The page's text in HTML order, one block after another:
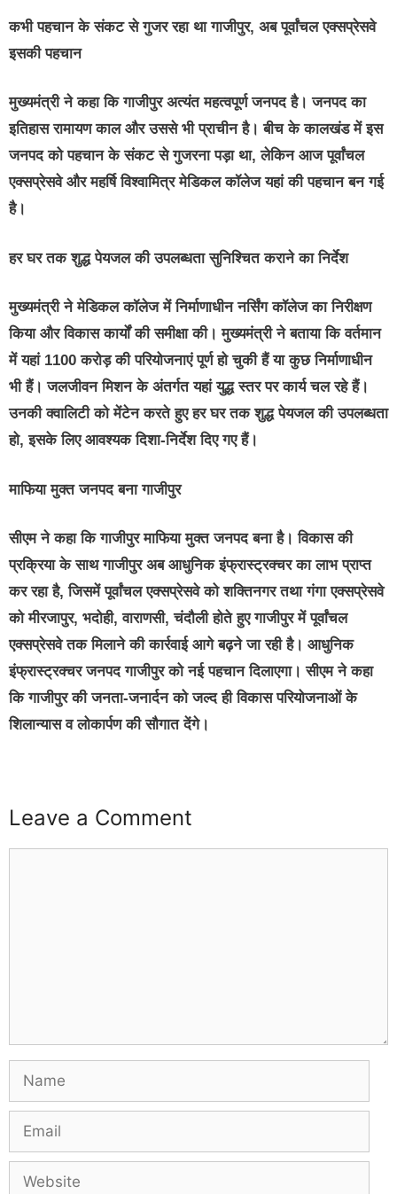
कभी पहचान के संकट से गुजर रहा था गाजीपुर, अब पूर्वांचल एक्सप्रेसवे
इसकी पहचान
मुख्यमंत्री ने कहा कि गाजीपुर अत्यंत महत्वपूर्ण जनपद है। जनपद का
इतिहास रामायण काल और उससे भी प्राचीन है। बीच के कालखंड में इस
जनपद को पहचान के संकट से गुजरना पड़ा था, लेकिन आज पूर्वांचल
एक्सप्रेसवे और महर्षि विश्वामित्र मेडिकल कॉलेज यहां की पहचान बन गई
है।
हर घर तक शुद्ध पेयजल की उपलब्धता सुनिश्चित कराने का निर्देश
मुख्यमंत्री ने मेडिकल कॉलेज में निर्माणाधीन नर्सिंग कॉलेज का निरीक्षण
किया और विकास कार्यों की समीक्षा की। मुख्यमंत्री ने बताया कि वर्तमान
में यहां 1100 करोड़ की परियोजनाएं पूर्ण हो चुकी हैं या कुछ निर्माणाधीन
भी हैं। जलजीवन मिशन के अंतर्गत यहां युद्ध स्तर पर कार्य चल रहे हैं।
उनकी क्वालिटी को मेंटेन करते हुए हर घर तक शुद्ध पेयजल की उपलब्धता
हो, इसके लिए आवश्यक दिशा-निर्देश दिए गए हैं।
माफिया मुक्त जनपद बना गाजीपुर
सीएम ने कहा कि गाजीपुर माफिया मुक्त जनपद बना है। विकास की
प्रक्रिया के साथ गाजीपुर अब आधुनिक इंफ्रास्ट्रक्चर का लाभ प्राप्त
कर रहा है, जिसमें पूर्वांचल एक्सप्रेसवे को शक्तिनगर तथा गंगा एक्सप्रेसवे
को मीरजापुर, भदोही, वाराणसी, चंदौली होते हुए गाजीपुर में पूर्वांचल
एक्सप्रेसवे तक मिलाने की कार्रवाई आगे बढ़ने जा रही है। आधुनिक
इंफ्रास्ट्रक्चर जनपद गाजीपुर को नई पहचान दिलाएगा। सीएम ने कहा
कि गाजीपुर की जनता-जनार्दन को जल्द ही विकास परियोजनाओं के
शिलान्यास व लोकार्पण की सौगात देंगे।
Leave a Comment